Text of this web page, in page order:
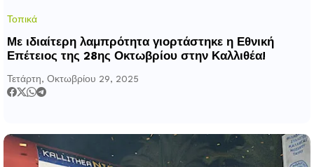
Τοπικά
Με ιδιαίτερη λαμπρότητα γιορτάστηκε η Εθνική
Επέτειος της 28ης Οκτωβρίου στην Καλλιθέα!
Τετάρτη, Οκτωβρίου 29, 2025